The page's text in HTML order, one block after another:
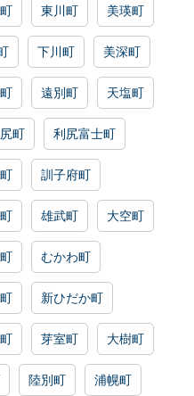
東川町 美瑛町
下川町 美深町
遠別町 天塩町
町 利尻富士町
訓子府町
雄武町 大空町
むかわ町
新ひだか町
芽室町 大樹町
陸別町 浦幌町